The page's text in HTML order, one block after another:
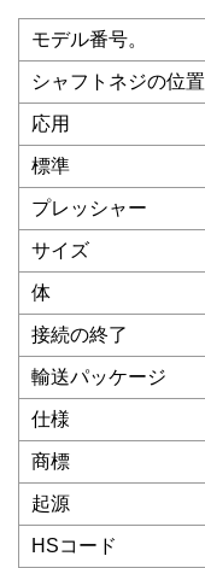
モデル番号。
シャフトネジの位置
応用
標準
プレッシャー
サイズ
体
接続の終了
輸送パッケージ
仕様
商標
起源
HSコード